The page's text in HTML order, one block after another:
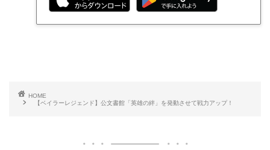
HOME
【ベイラーレジェンド】公文書館「英雄の絆」を発動させて戦力アップ！